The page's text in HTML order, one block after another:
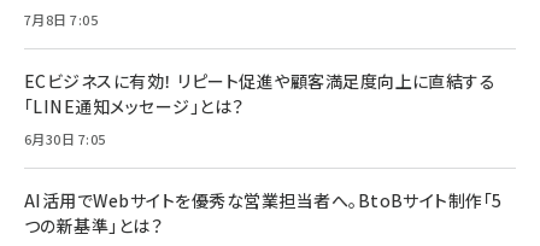
7月8日 7:05
ECビジネスに有効！ リピート促進や顧客満足度向上に直結する
「LINE通知メッセージ」とは？
6月30日 7:05
AI活用でWebサイトを優秀な営業担当者へ。BtoBサイト制作「5
つの新基準」とは？